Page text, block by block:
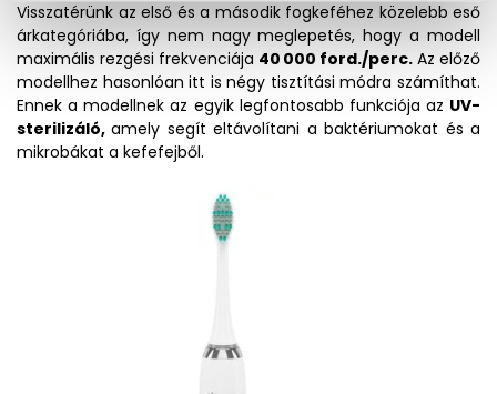
Visszatérünk az első és a második fogkeféhez közelebb eső
árkategóriába, így nem nagy meglepetés, hogy a modell
maximális rezgési frekvenciája 40 000 ford./perc. Az előző
modellhez hasonlóan itt is négy tisztítási módra számíthat.
Ennek a modellnek az egyik legfontosabb funkciója az UV-
sterilizáló,amely segít eltávolítani a baktériumokat és a
mikrobákat a kefefejből.